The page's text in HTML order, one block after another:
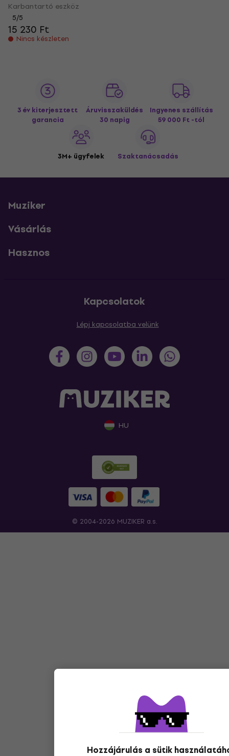
Hozzájárulás a sütik
Karbantartó eszköz
5/5
15 230 Ft
Nincs készleten
3 év kiterjesztett
garancia
Áruvisszaküldés
30 napig
Ingyenes szállítás
59 000 Ft -tól
3M+ ügyfelek Szaktanácsadás
Muziker
Vásárlás
Hasznos
Kapcsolatok
Lépj kapcsolatba velünk
HU
© 2004-2026 MUZIKER a.s.